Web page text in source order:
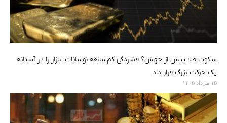
سکوت طلا پیش از جهش؟ فشردگی کم‌سابقه نوسانات، بازار را در آستانه
یک حرکت بزرگ قرار داد
۱۵ مرداد ۱۴۰۵